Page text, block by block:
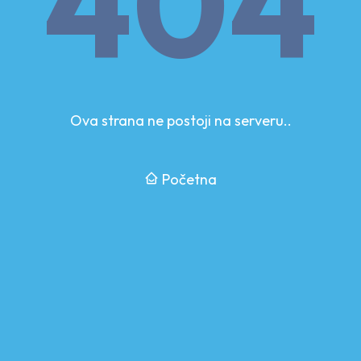
Ova strana ne postoji na serveru..
Početna